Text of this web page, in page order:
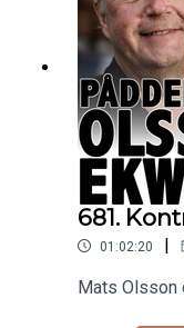
681.
01:02:20 |
Mats Olsson